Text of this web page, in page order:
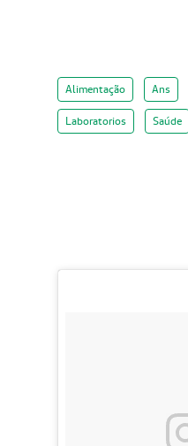
Alimentação Ans
Laboratorios Saúde